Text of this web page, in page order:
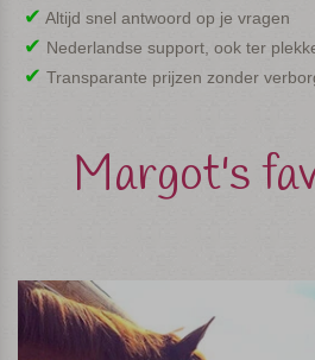
✔︎ Altijd snel antwoord op je vragen
✔︎ Nederlandse support, ook ter
✔︎ Transparante prijzen zonder
Margot's